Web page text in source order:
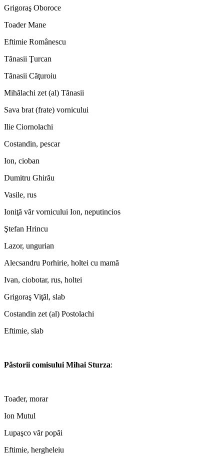
Grigoraş Oboroce
Toader Mane
Eftimie Românescu
Tănasii Ţurcan
Tănasii Căţuroiu
Mihălachi zet (al) Tănasii
Sava brat (frate) vornicului
Ilie Ciornolachi
Costandin, pescar
Ion, cioban
Dumitru Ghirău
Vasile, rus
Ioniţă văr vornicului Ion, neputincios
Ştefan Hrincu
Lazor, ungurian
Alecsandru Porhirie, holtei cu mamă
Ivan, ciobotar, rus, holtei
Grigoraş Viţăl, slab
Costandin zet (al) Postolachi
Eftimie, slab
Păstorii comisului Mihai Sturza:
Toader, morar
Ion Mutul
Lupaşco văr popăi
Eftimie, hergheleiu